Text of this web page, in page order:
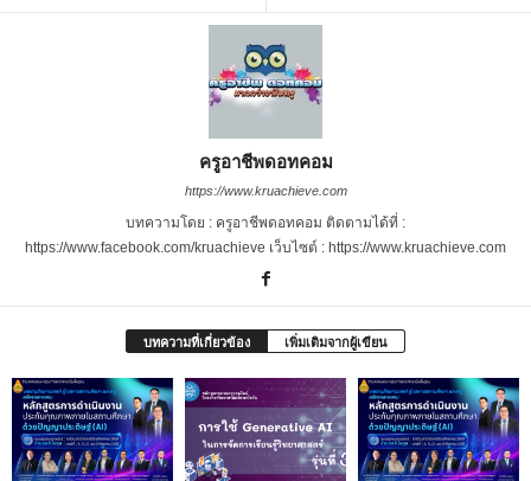
ครูอาชีพดอทคอม
https://www.kruachieve.com
บทความโดย : ครูอาชีพดอทคอม ติดตามได้ที่ :
https://www.facebook.com/kruachieve เว็บไซต์ : https://www.kruachieve.com
บทความที่เกี่ยวข้อง เพิ่มเติมจากผู้เขียน